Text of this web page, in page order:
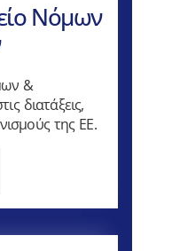
Νόμων
&
διατάξεις,
της ΕΕ.